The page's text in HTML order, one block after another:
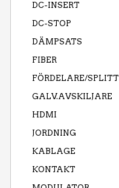
DC-INSERT
DC-STOP
DÄMPSATS
FIBER
FÖRDELARE/SPLITT
GALV.AVSKILJARE
HDMI
JORDNING
KABLAGE
KONTAKT